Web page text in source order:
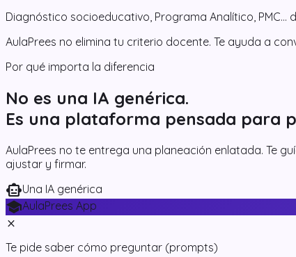
Diagnóstico socioeducativo, Programa Analítico, PMC…
AulaPrees no elimina tu criterio docente. Te ayuda a
Por qué importa la diferencia
No es una IA genérica.
Es una plataforma pensada para
AulaPrees no te entrega una planeación enlatada. Te
ajustar y firmar.
smart_toyUna IA genérica
schoolAulaPrees App
close
Te pide saber cómo preguntar (prompts)